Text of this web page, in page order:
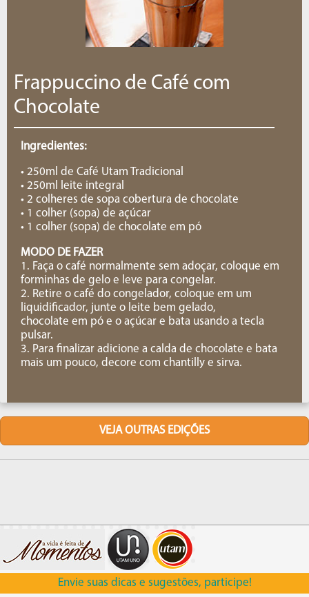
Frappuccino de Café com
Chocolate
Ingredientes:
• 250ml de Café Utam Tradicional
• 250ml leite integral
• 2 colheres de sopa cobertura de chocolate
• 1 colher (sopa) de açúcar
• 1 colher (sopa) de chocolate em pó
MODO DE FAZER
1. Faça o café normalmente sem adoçar, coloque em
forminhas de gelo e leve para congelar.
2. Retire o café do congelador, coloque em um
liquidificador, junte o leite bem gelado,
chocolate em pó e o açúcar e bata usando a tecla
pulsar.
3. Para finalizar adicione a calda de chocolate e bata
mais um pouco, decore com chantilly e sirva.
VEJA OUTRAS EDIÇÕES
Envie suas dicas e sugestões, participe!